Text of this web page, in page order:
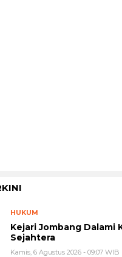
HUKUM
Kejari Jombang Dalami
Sejahtera
Kamis, 6 Agustus 2026 - 09:07 WIB